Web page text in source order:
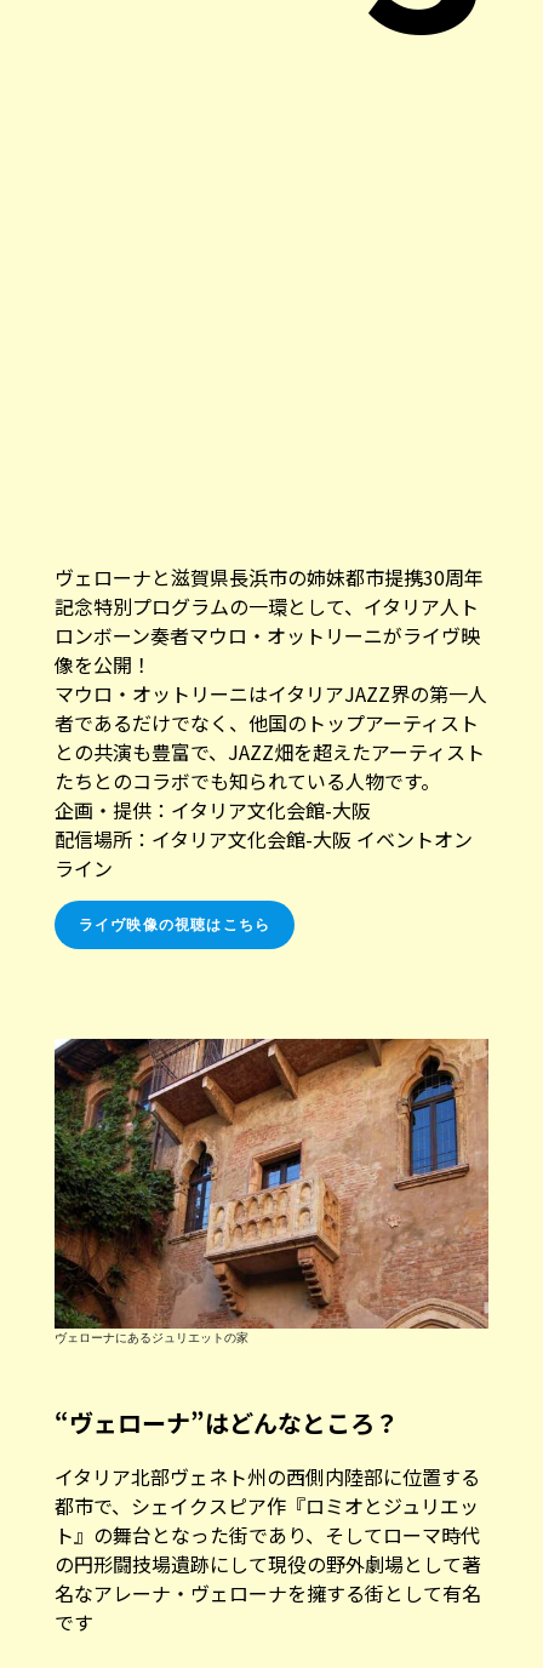
ヴェローナと滋賀県長浜市の姉妹都市提携30周年
記念特別プログラムの一環として、イタリア人ト
ロンボーン奏者マウロ・オットリーニがライヴ映
像を公開！
マウロ・オットリーニはイタリアJAZZ界の第一人
者であるだけでなく、他国のトップアーティスト
との共演も豊富で、JAZZ畑を超えたアーティスト
たちとのコラボでも知られている人物です。
企画・提供： イタリア文化会館-大阪
配信場所：イタリア文化会館-大阪 イベントオン
ライン
ライヴ映像の視聴はこちら
ヴェローナにあるジュリエットの家
“ヴェローナ”はどんなところ？
イタリア北部ヴェネト州の西側内陸部に位置する
都市で、シェイクスピア作『ロミオとジュリエッ
ト』の舞台となった街であり、そしてローマ時代
の円形闘技場遺跡にして現役の野外劇場として著
名なアレーナ・ヴェローナを擁する街として有名
です